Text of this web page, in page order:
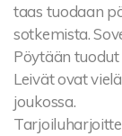
taas tuodaan
sotkemista.
Pöytään
Leivät ovat
joukossa.